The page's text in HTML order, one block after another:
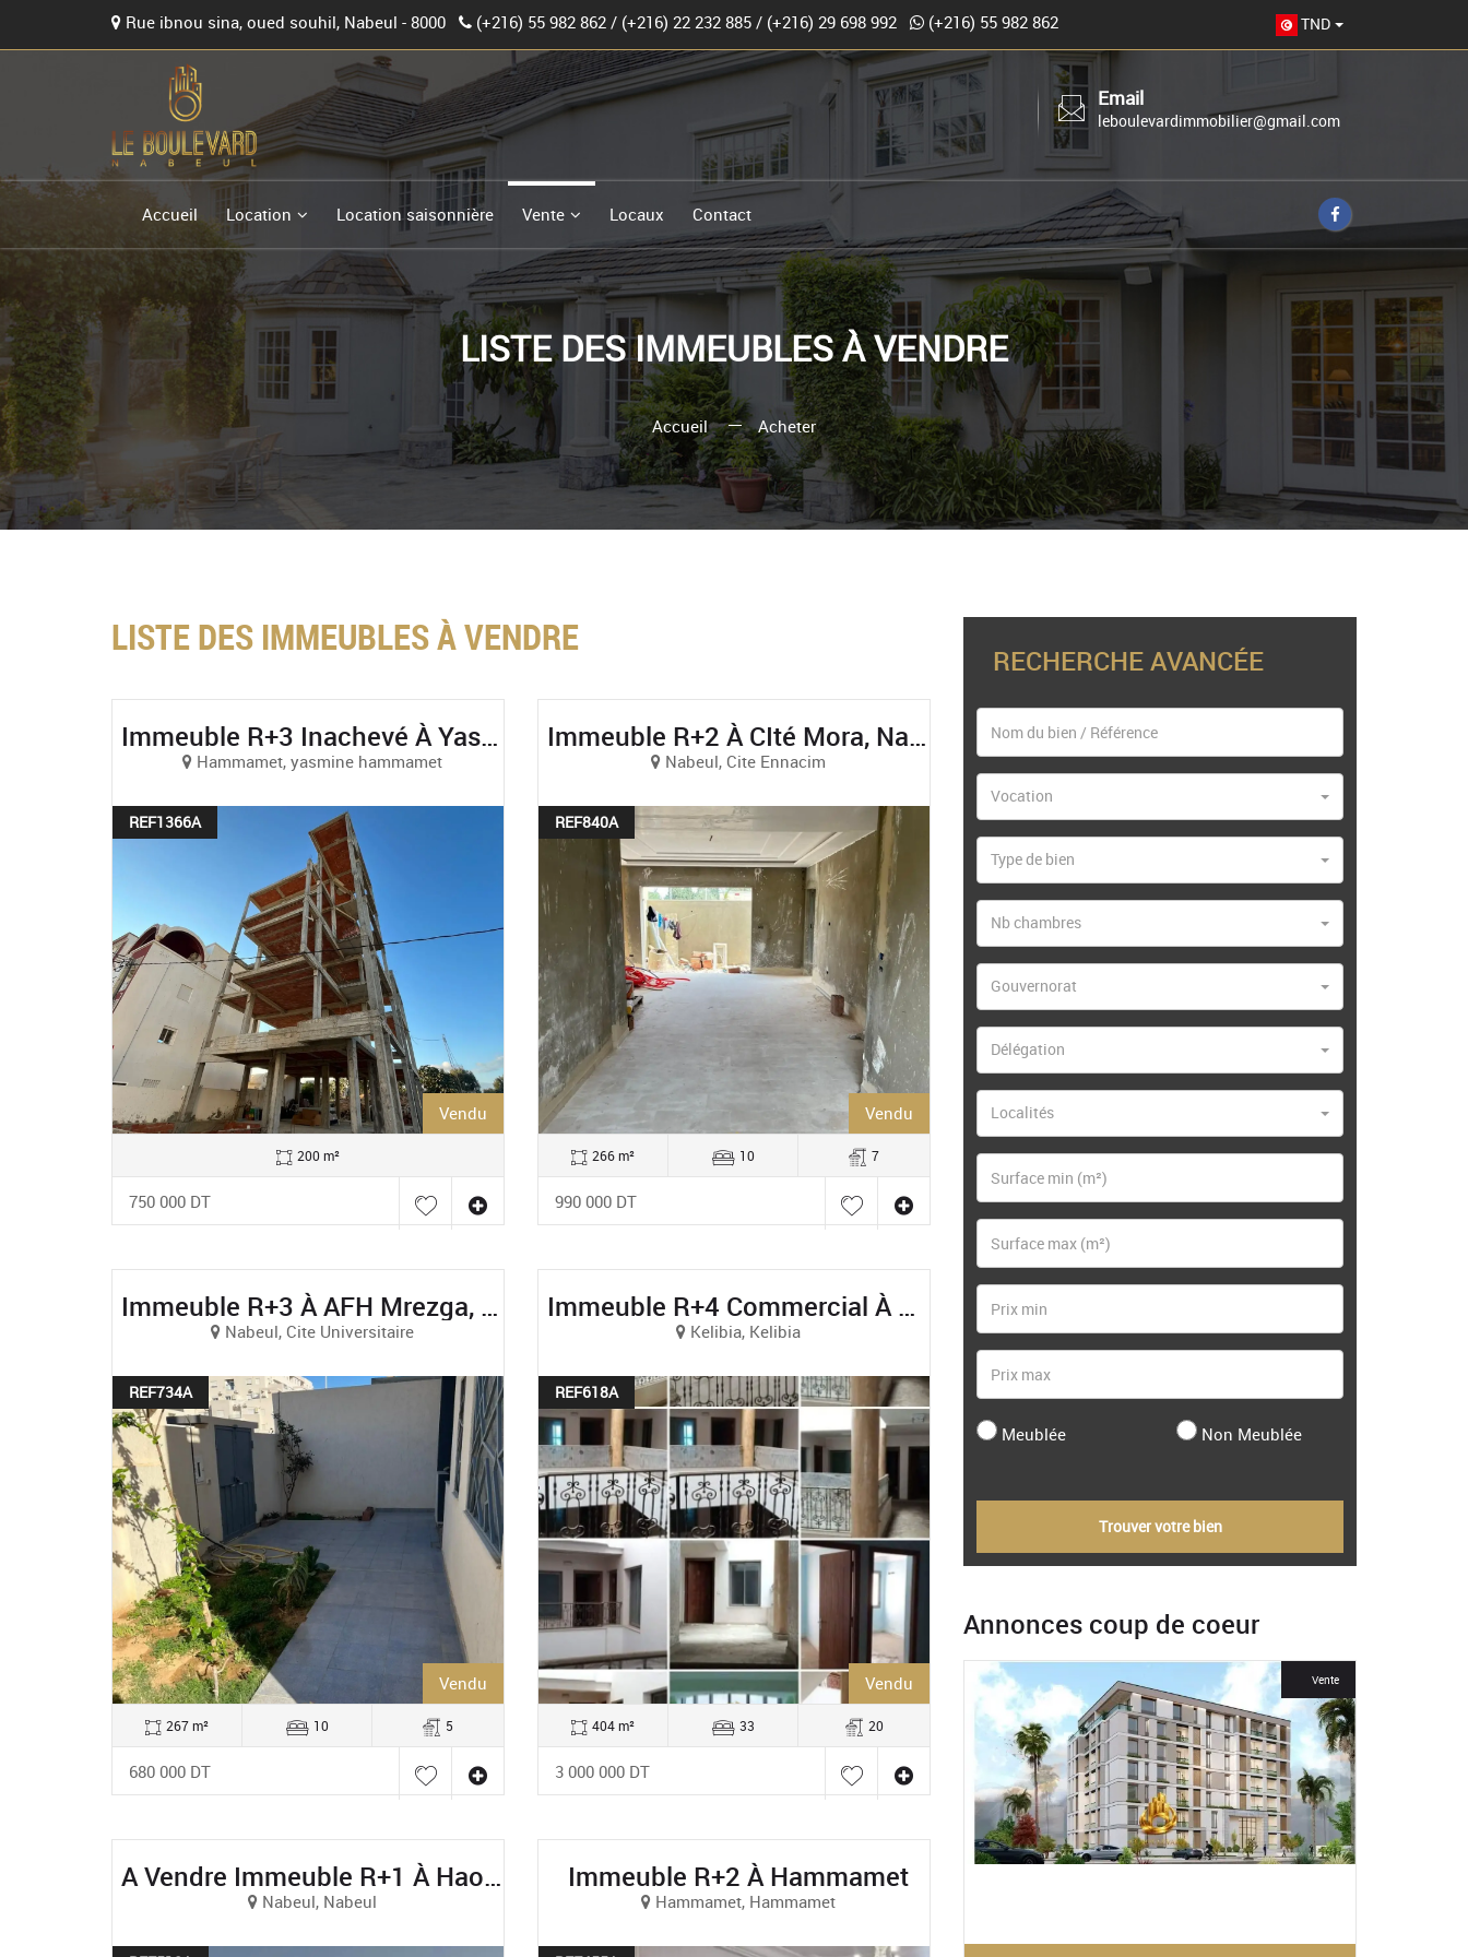
Rue ibnou sina, oued souhil, Nabeul - 8000 (+216) 55 982 862 / (+216) 22 232 885 / (+216) 29 698 992 (+216) 55 982 862 TND
Email
leboulevardimmobilier@gmail.com
Accueil Location Location saisonnière Vente Locaux Contact
LISTE DES IMMEUBLES À VENDRE
Accueil Acheter
LISTE DES IMMEUBLES À VENDRE
Immeuble R+3 Inachevé À Yasmine Hammamet
Hammamet, yasmine hammamet
REF1366A
Vendu
200 m²
750 000 DT
Immeuble R+2 À CIté Mora, Nabeul
Nabeul, Cite Ennacim
REF840A
Vendu
266 m² 10 7
990 000 DT
Immeuble R+3 À AFH Mrezga, Nabeul
Nabeul, Cite Universitaire
REF734A
Vendu
267 m² 10 5
680 000 DT
Immeuble R+4 Commercial À Kelibia, Nabeul
Kelibia, Kelibia
REF618A
Vendu
404 m² 33 20
3 000 000 DT
A Vendre Immeuble R+1 À Haouaria, Nabeul
Nabeul, Nabeul
Immeuble R+2 À Hammamet
Hammamet, Hammamet
RECHERCHE AVANCÉE
Vocation
Type de bien
Nb chambres
Gouvernorat
Délégation
Localités
Meublée Non Meublée
Trouver votre bien
Annonces coup de coeur
For Rent
Vente